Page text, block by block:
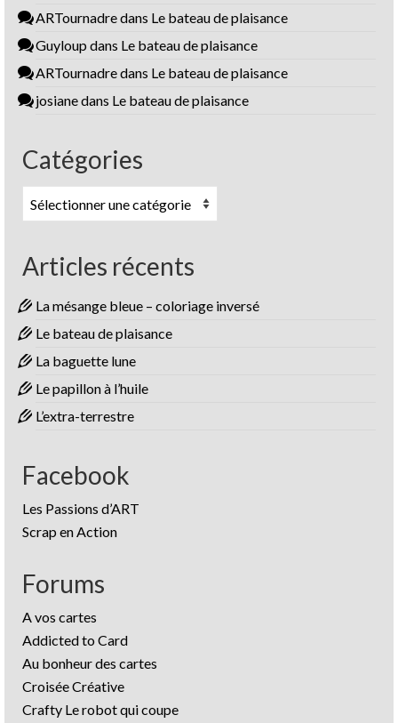
ARTournadredans Le bateau de plaisance
Guyloup dans Le bateau de plaisance
ARTournadredans Le bateau de plaisance
josianedans Le bateau de plaisance
Catégories
Catégories
Articles récents
La mésange bleue – coloriage inversé
Le bateau de plaisance
La baguette lune
Le papillon à l’huile
L’extra-terrestre
Facebook
Les Passions d’ART
Scrap en Action
Forums
A vos cartes
Addicted to Card
Au bonheur des cartes
Croisée Créative
Crafty Le robot qui coupe